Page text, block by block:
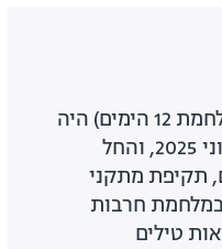
מבצע עָם כְּלָבִיא (מכונה בעולם מלחמת ישראל-איראן או מלחמת 12 הימים) היה
מבצע צבאי שהתקיים בין ליל 13 ביוני 2025 עד בוקר 24 ביוני 2025, והחל
תקיפת מתקני
במלחמת חרבות
טילים